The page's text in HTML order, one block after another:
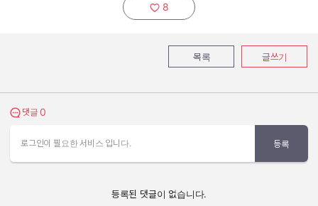
추천하기:
8
목록 글쓰기
댓글 보기
댓글 0
로그인이 필요한 서비스 입니다. 등록
등록된 댓글이 없습니다.